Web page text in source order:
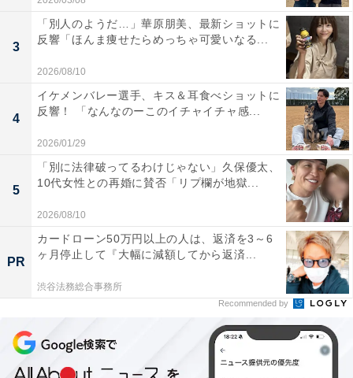
3
「別人のようだ…」華原朋美、最新ショットに
反響「ほんま痩せたらめっちゃ可愛いなる...
2026/08/10
4
イケメンバレー選手、キス＆耳食べショットに
反響！ 「なんなのーこのイチャイチャ感...
2026/01/29
5
「別に法律破ってるわけじゃない」久保優太、
10代女性との再婚に賛否「リプ欄が地獄...
2026/08/10
PR
カードローン50万円以上の人は、返済を3～6
ヶ月停止して『大幅に減額してから返済...
渋谷法務総合事務所
Recommended by